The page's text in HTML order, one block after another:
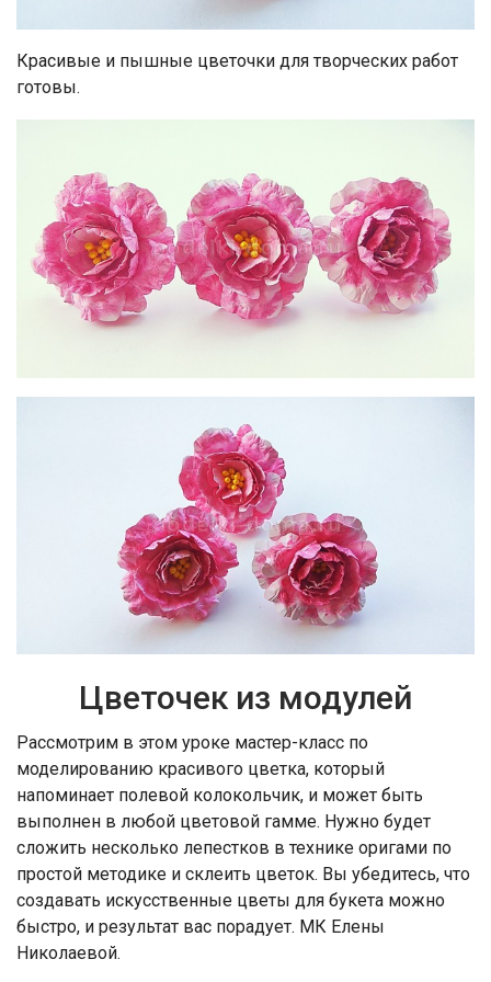
Красивые и пышные цветочки для творческих работ
готовы.
Цветочек из модулей
Рассмотрим в этом уроке мастер-класс по
моделированию красивого цветка, который
напоминает полевой колокольчик, и может быть
выполнен в любой цветовой гамме. Нужно будет
сложить несколько лепестков в технике оригами по
простой методике и склеить цветок. Вы убедитесь, что
создавать искусственные цветы для букета можно
быстро, и результат вас порадует. МК Елены
Николаевой.